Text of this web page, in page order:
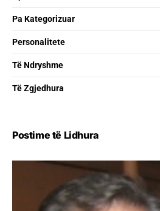
Pa Kategorizuar
Personalitete
Të Ndryshme
Të Zgjedhura
Postime të Lidhura